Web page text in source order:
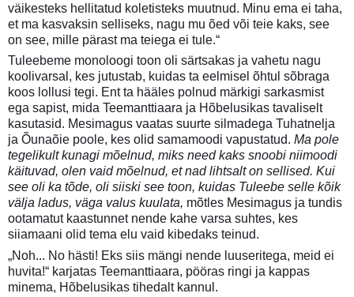
väikesteks hellitatud koletisteks muutnud. Minu ema ei taha,
et ma kasvaksin selliseks, nagu mu õed või teie kaks, see
on see, mille pärast ma teiega ei tule.“
Tuleebeme monoloogi toon oli särtsakas ja vahetu nagu
koolivarsal, kes jutustab, kuidas ta eelmisel õhtul sõbraga
koos lollusi tegi. Ent ta hääles polnud märkigi sarkasmist
ega sapist, mida Teemanttiaara ja Hõbelusikas tavaliselt
kasutasid. Mesimagus vaatas suurte silmadega Tuhatnelja
ja Õunaõie poole, kes olid samamoodi vapustatud. Ma pole
tegelikult kunagi mõelnud, miks need kaks snoobi niimoodi
käituvad, olen vaid mõelnud, et nad lihtsalt on sellised. Kui
see oli ka tõde, oli siiski see toon, kuidas Tuleebe selle kõik
välja ladus, väga valus kuulata, mõtles Mesimagus ja tundis
ootamatut kaastunnet nende kahe varsa suhtes, kes
siiamaani olid tema elu vaid kibedaks teinud.
„Noh... No hästi! Eks siis mängi nende luuseritega, meid ei
huvita!“ karjatas Teemanttiaara, pööras ringi ja kappas
minema, Hõbelusikas tihedalt kannul.